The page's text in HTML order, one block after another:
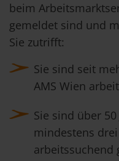
beim
gemeldet sind und
Sie zutrifft:
Sie sind seit
AMS Wien
Sie sind über
mindestens
arbeitssuchend